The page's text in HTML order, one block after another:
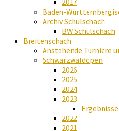
2017
Baden-
Archiv Schulschach
BW Schulschach
Breitenschach
Anstehende Turniere
Schwarzwaldopen
2026
2025
2024
2023
Ergebnisse
2022
2021